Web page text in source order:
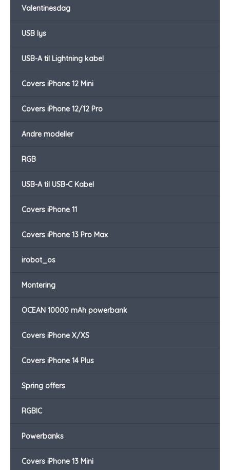
Valentinesdag
USB lys
USB-A til Lightning kabel
Covers iPhone 12 Mini
Covers iPhone 12/12 Pro
Andre modeller
RGB
USB-A til USB-C Kabel
Covers iPhone 11
Covers iPhone 13 Pro Max
irobot_os
Montering
OCEAN 10000 mAh powerbank
Covers iPhone X/XS
Covers iPhone 14 Plus
Spring offers
RGBIC
Powerbanks
Covers iPhone 13 Mini